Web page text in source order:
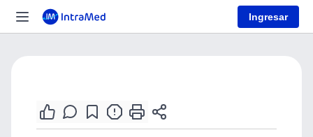
Ingresar